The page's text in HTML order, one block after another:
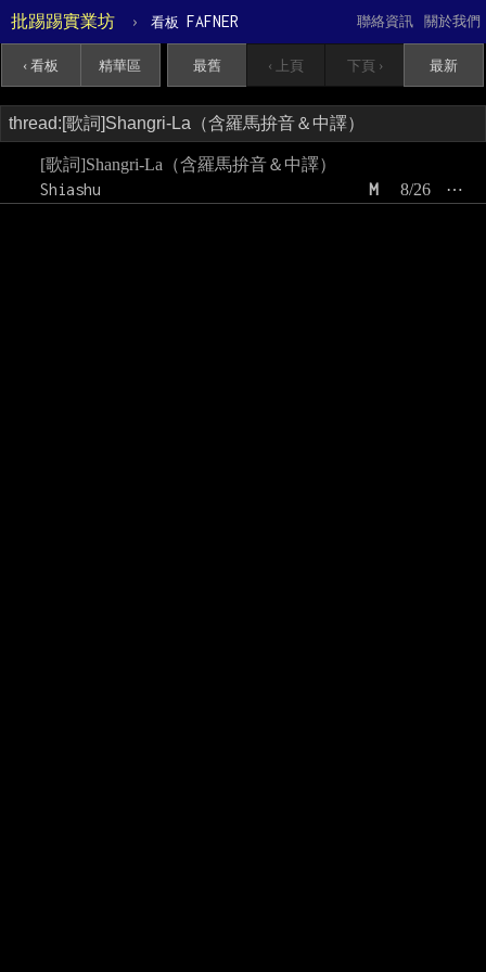
批踢踢實業坊 › 看板 FAFNER 關於我們
聯絡資訊
‹ 看板 精華區 最舊 ‹ 上頁 下頁 › 最新
[歌詞]Shangri-La（含羅馬拚音＆中譯）
Shiashu
⋯
8/26
M